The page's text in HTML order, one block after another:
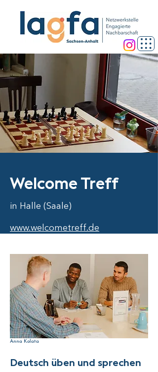
Welcome Treff
in Halle (Saale)
www.welcometreff.de
Anna Kolata
Deutsch üben und sprechen